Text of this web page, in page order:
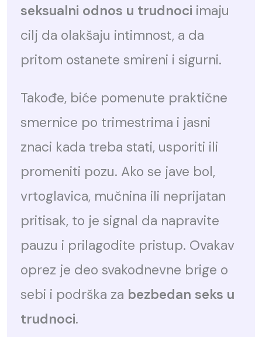
seksualni odnos u trudnoci imaju
cilj da olakšaju intimnost, a da
pritom ostanete smireni i sigurni.
Takođe, biće pomenute praktične
smernice po trimestrima i jasni
znaci kada treba stati, usporiti ili
promeniti pozu. Ako se jave bol,
vrtoglavica, mučnina ili neprijatan
pritisak, to je signal da napravite
pauzu i prilagodite pristup. Ovakav
oprez je deo svakodnevne brige o
sebi i podrška za bezbedan seks u
trudnoci.